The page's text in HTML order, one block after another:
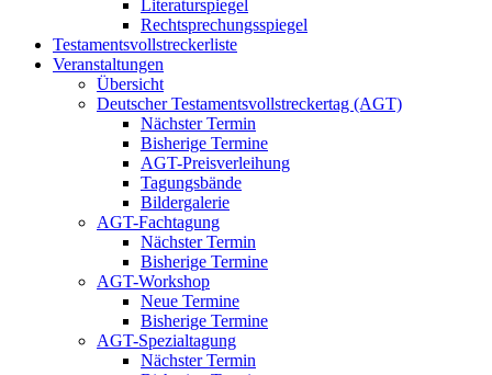
Literaturspiegel
Rechtsprechungsspiegel
Testamentsvollstreckerliste
Veranstaltungen
Übersicht
Deutscher Testamentsvollstreckertag (AGT)
Nächster Termin
Bisherige Termine
AGT-Preisverleihung
Tagungsbände
Bildergalerie
AGT-Fachtagung
Nächster Termin
Bisherige Termine
AGT-Workshop
Neue Termine
Bisherige Termine
AGT-Spezialtagung
Nächster Termin